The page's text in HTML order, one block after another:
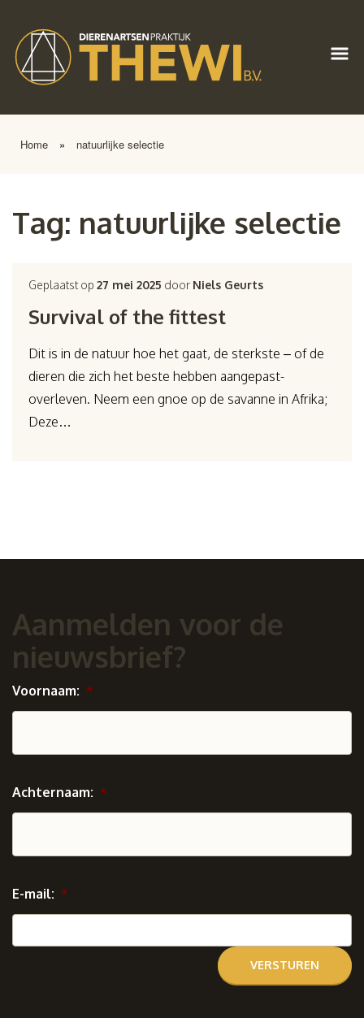
Home » natuurlijke selectie
Tag: natuurlijke selectie
Geplaatst op27 mei 2025 door Niels Geurts
Survival of the fittest
Dit is in de natuur hoe het gaat, de sterkste – of de
dieren die zich het beste hebben aangepast-
overleven. Neem een gnoe op de savanne in Afrika;
Deze…
Aanmelden voor de
nieuwsbrief?
Voornaam: *
Achternaam: *
E-mail: *